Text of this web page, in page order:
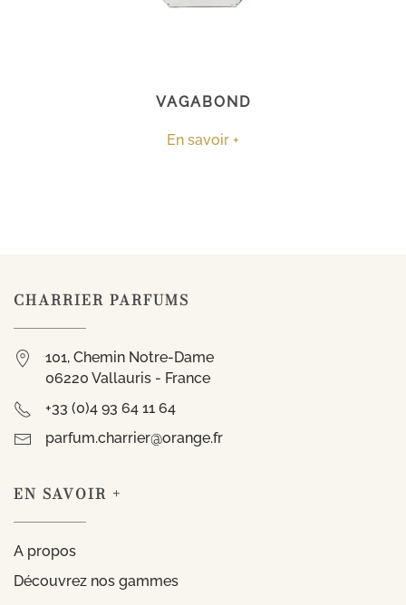
VAGABOND
En savoir +
CHARRIER PARFUMS
101, Chemin Notre-Dame
06220 Vallauris - France
+33 (0)4 93 64 11 64
parfum.charrier@orange.fr
EN SAVOIR +
A propos
Découvrez nos gammes